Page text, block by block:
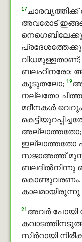
17
അവരോട്
ബലഹീനരോ;
കൂടുതലോ; 19
നല്ലതോ
മദീനകള്‍
ഇല്ലാത്തതോ
സജാഅത്ത്
21അവര്‍ പോയി
സിർറായി